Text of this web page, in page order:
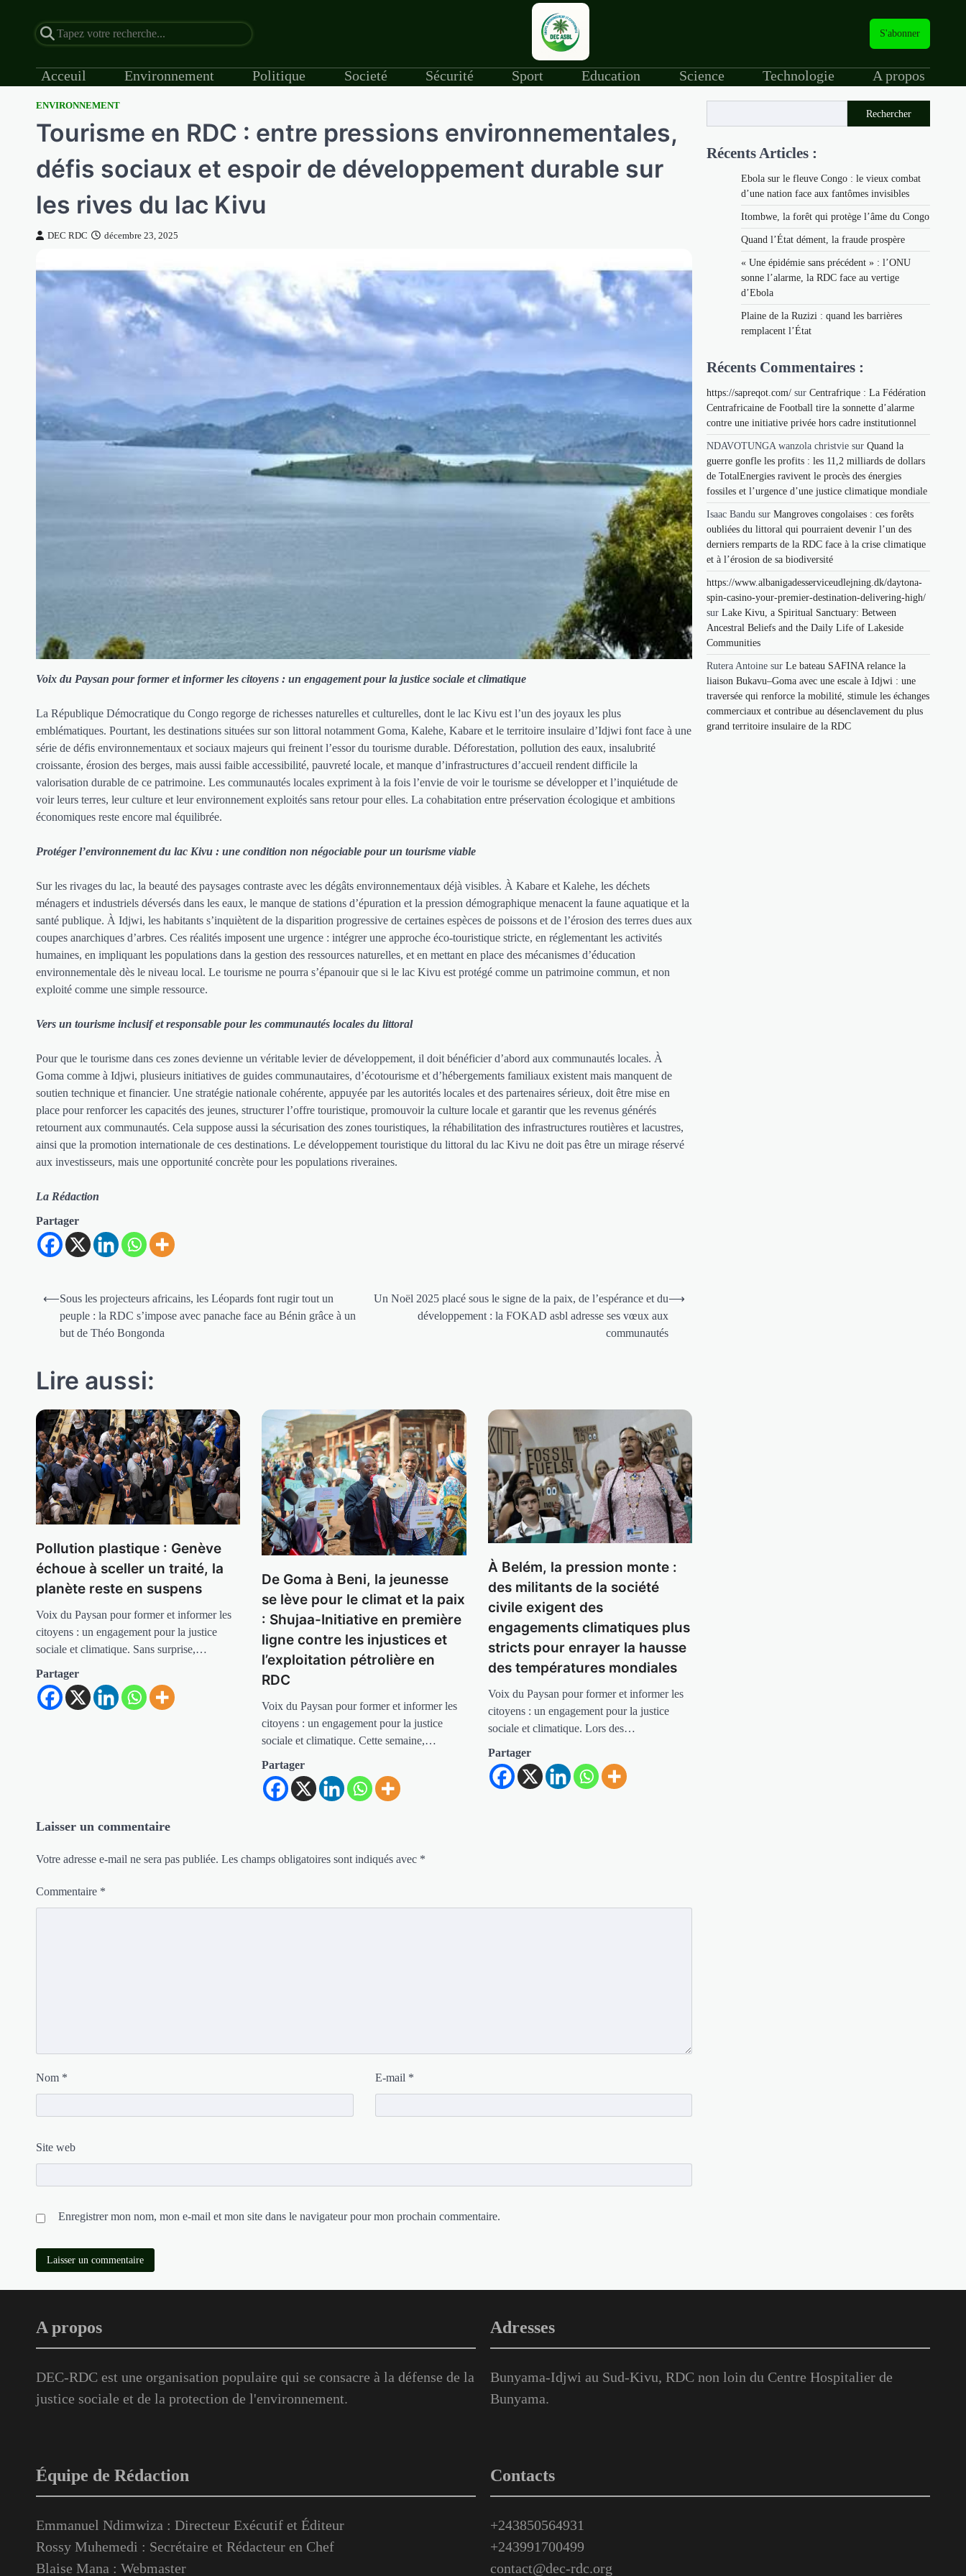
S'abonner
Acceuil Environnement Politique Societé Sécurité Sport Education Science Technologie A propos
ENVIRONNEMENT
Tourisme en RDC : entre pressions environnementales,
défis sociaux et espoir de développement durable sur
les rives du lac Kivu
DEC RDC décembre 23, 2025
Voix du Paysan pour former et informer les citoyens : un engagement pour la justice sociale et climatique
La République Démocratique du Congo regorge de richesses naturelles et culturelles, dont le lac Kivu est l’un des joyaux les plus
emblématiques. Pourtant, les destinations situées sur son littoral notamment Goma, Kalehe, Kabare et le territoire insulaire d’Idjwi font face à une
série de défis environnementaux et sociaux majeurs qui freinent l’essor du tourisme durable. Déforestation, pollution des eaux, insalubrité
croissante, érosion des berges, mais aussi faible accessibilité, pauvreté locale, et manque d’infrastructures d’accueil rendent difficile la
valorisation durable de ce patrimoine. Les communautés locales expriment à la fois l’envie de voir le tourisme se développer et l’inquiétude de
voir leurs terres, leur culture et leur environnement exploités sans retour pour elles. La cohabitation entre préservation écologique et ambitions
économiques reste encore mal équilibrée.
Protéger l’environnement du lac Kivu : une condition non négociable pour un tourisme viable
Sur les rivages du lac, la beauté des paysages contraste avec les dégâts environnementaux déjà visibles. À Kabare et Kalehe, les déchets
ménagers et industriels déversés dans les eaux, le manque de stations d’épuration et la pression démographique menacent la faune aquatique et la
santé publique. À Idjwi, les habitants s’inquiètent de la disparition progressive de certaines espèces de poissons et de l’érosion des terres dues aux
coupes anarchiques d’arbres. Ces réalités imposent une urgence : intégrer une approche éco-touristique stricte, en réglementant les activités
humaines, en impliquant les populations dans la gestion des ressources naturelles, et en mettant en place des mécanismes d’éducation
environnementale dès le niveau local. Le tourisme ne pourra s’épanouir que si le lac Kivu est protégé comme un patrimoine commun, et non
exploité comme une simple ressource.
Vers un tourisme inclusif et responsable pour les communautés locales du littoral
Pour que le tourisme dans ces zones devienne un véritable levier de développement, il doit bénéficier d’abord aux communautés locales. À
Goma comme à Idjwi, plusieurs initiatives de guides communautaires, d’écotourisme et d’hébergements familiaux existent mais manquent de
soutien technique et financier. Une stratégie nationale cohérente, appuyée par les autorités locales et des partenaires sérieux, doit être mise en
place pour renforcer les capacités des jeunes, structurer l’offre touristique, promouvoir la culture locale et garantir que les revenus générés
retournent aux communautés. Cela suppose aussi la sécurisation des zones touristiques, la réhabilitation des infrastructures routières et lacustres,
ainsi que la promotion internationale de ces destinations. Le développement touristique du littoral du lac Kivu ne doit pas être un mirage réservé
aux investisseurs, mais une opportunité concrète pour les populations riveraines.
La Rédaction
Partager
Navigation
l’article
⟵Sous les projecteurs africains, les Léopards font rugir tout un
peuple : la RDC s’impose avec panache face au Bénin grâce à un
but de Théo Bongonda
Un Noël 2025 placé sous le signe de la paix, de l’espérance et du
développement : la FOKAD asbl adresse ses vœux aux
communautés
⟶
Lire aussi:
Pollution plastique : Genève
échoue à sceller un traité, la
planète reste en suspens
Voix du Paysan pour former et informer les
citoyens : un engagement pour la justice
sociale et climatique. Sans surprise,…
Partager
De Goma à Beni, la jeunesse
se lève pour le climat et la paix
: Shujaa-Initiative en première
ligne contre les injustices et
l’exploitation pétrolière en
RDC
Voix du Paysan pour former et informer les
citoyens : un engagement pour la justice
sociale et climatique. Cette semaine,…
Partager
À Belém, la pression monte :
des militants de la société
civile exigent des
engagements climatiques plus
stricts pour enrayer la hausse
des températures mondiales
Voix du Paysan pour former et informer les
citoyens : un engagement pour la justice
sociale et climatique. Lors des…
Partager
Laisser un commentaire
Votre adresse e-mail ne sera pas publiée. Les champs obligatoires sont indiqués avec *
Commentaire *
Nom * E-mail *
Site web
Enregistrer mon nom, mon e-mail et mon site dans le navigateur pour mon prochain commentaire.
Rechercher
Récents Articles :
Ebola sur le fleuve Congo : le vieux combat
d’une nation face aux fantômes invisibles
Itombwe, la forêt qui protège l’âme du Congo
Quand l’État dément, la fraude prospère
« Une épidémie sans précédent » : l’ONU
sonne l’alarme, la RDC face au vertige
d’Ebola
Plaine de la Ruzizi : quand les barrières
remplacent l’État
Récents Commentaires :
https://sapreqot.com/ sur Centrafrique : La Fédération
Centrafricaine de Football tire la sonnette d’alarme
contre une initiative privée hors cadre institutionnel
NDAVOTUNGA wanzola christvie sur Quand la
guerre gonfle les profits : les 11,2 milliards de dollars
de TotalEnergies ravivent le procès des énergies
fossiles et l’urgence d’une justice climatique mondiale
Isaac Bandu sur Mangroves congolaises : ces forêts
oubliées du littoral qui pourraient devenir l’un des
derniers remparts de la RDC face à la crise climatique
et à l’érosion de sa biodiversité
https://www.albanigadesserviceudlejning.dk/daytona-
spin-casino-your-premier-destination-delivering-high/
sur Lake Kivu, a Spiritual Sanctuary: Between
Ancestral Beliefs and the Daily Life of Lakeside
Communities
Rutera Antoine sur Le bateau SAFINA relance la
liaison Bukavu–Goma avec une escale à Idjwi : une
traversée qui renforce la mobilité, stimule les échanges
commerciaux et contribue au désenclavement du plus
grand territoire insulaire de la RDC
A propos
DEC-RDC est une organisation populaire qui se consacre à la défense de la
justice sociale et de la protection de l'environnement.
Adresses
Bunyama-Idjwi au Sud-Kivu, RDC non loin du Centre Hospitalier de
Bunyama.
Équipe de Rédaction
Emmanuel Ndimwiza : Directeur Exécutif et Éditeur
Rossy Muhemedi : Secrétaire et Rédacteur en Chef
Blaise Mana : Webmaster
Contacts
+243850564931
+243991700499
contact@dec-rdc.org